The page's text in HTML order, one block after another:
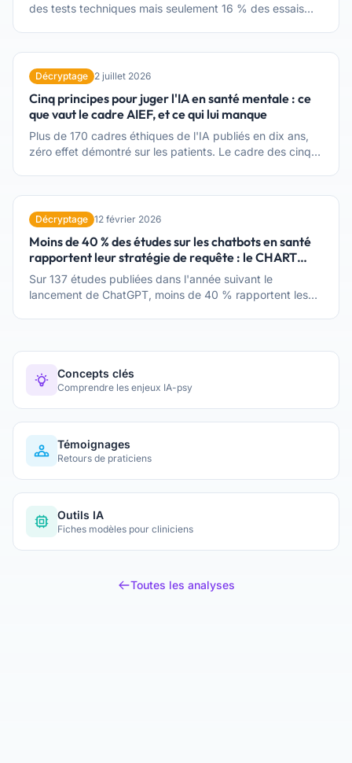
des tests techniques mais seulement 16 % des essais
réellement — et ce qu'elles ne prouvent pas.
Décryptage 2 juillet 2026
Cinq principes pour juger l'IA en santé mentale : ce
que vaut le cadre AIEF, et ce qui lui manque
Plus de 170 cadres éthiques de l'IA publiés en dix ans,
zéro effet démontré sur les patients. Le cadre des cinq
peut, ce qu'il ne peut pas, et comment le convertir en
grille d'évaluation actionnable. Article fondateur de notre
dossier Éthique de l'IA en santé mentale.
Décryptage 12 février 2026
Moins de 40 % des études sur les chatbots en santé
rapportent leur stratégie de requête : le CHART
Statement
Sur 137 études publiées dans l'année suivant le
lancement de ChatGPT, moins de 40 % rapportent les
Concepts clés
Comprendre les enjeux IA-psy
Témoignages
Retours de praticiens
Outils IA
Fiches modèles pour cliniciens
Toutes les analyses